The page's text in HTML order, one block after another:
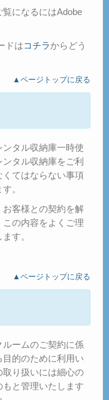
になるにはAdobe
ドはコチラからどう
▲ページトップに戻る
タル収納庫一時使
タル収納庫をご利
くてはならない事項
。
客様との契約を解
の内容をよくご理
す。
▲ページトップに戻る
ームのご契約に係
的のために利用い
り扱いには細心の
と管理いたします